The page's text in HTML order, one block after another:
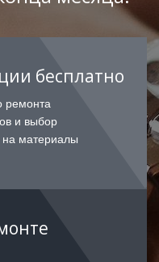
бесплатно
ремонта
и выбор
материалы